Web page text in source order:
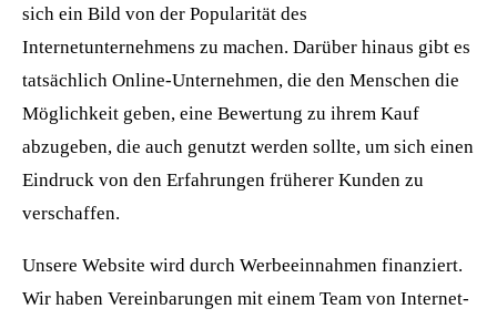
sich ein Bild von der Popularität des
Internetunternehmens zu machen. Darüber hinaus gibt es
tatsächlich Online-Unternehmen, die den Menschen die
Möglichkeit geben, eine Bewertung zu ihrem Kauf
abzugeben, die auch genutzt werden sollte, um sich einen
Eindruck von den Erfahrungen früherer Kunden zu
verschaffen.
Unsere Website wird durch Werbeeinnahmen finanziert.
Wir haben Vereinbarungen mit einem Team von Internet-